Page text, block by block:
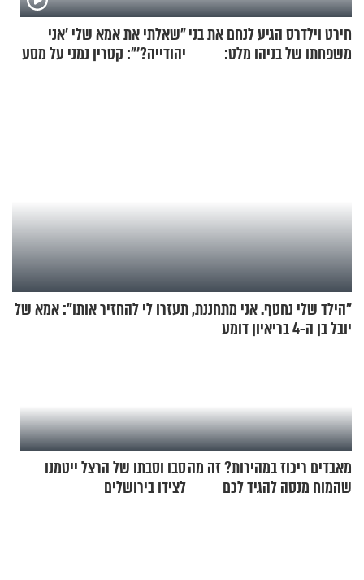
חירט וילדרס הגיע לנחם את בני
משפחתו של בניהו מלט:
"שאלתי את אמא שלי 'אני
יהודייה?'": קטרין נמני על מסע
"הילד שלי נחטף. אני מתחננת, תעזרו לי להחזיר אותו": אמא של
יובל בן ה-4 בריאיון דומע
מאבדים ריכוז במהירות? זה מה
שהמוח מנסה להגיד לכם
סבו וסבתו של הרצל ייטמנו
לצידו בירושלים